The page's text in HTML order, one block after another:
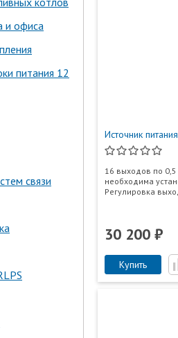
и офиса
питания 12
связи
Источник
16 выходов по
необходима
Регулировка
30 200 ₽
Купить